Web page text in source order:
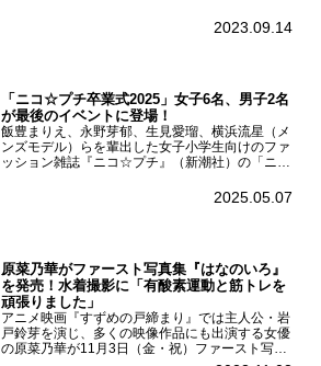
ーについて「下白石麦は頭にビックリマークと、
2023.09.14
「ニコ☆プチ卒業式2025」女子6名、男子2名
が最後のイベントに登場！
飯豊まりえ、永野芽郁、生見愛瑠、横浜流星（メ
ンズモデル）らを輩出した女子小学生向けのファ
ッション雑誌『ニコ☆プチ』（新潮社）の「ニコ
モード学園コクーンタワーで開催され、卒業モデ
2025.05.07
原菜乃華がファースト写真集『はなのいろ』
を発売！水着撮影に「有酸素運動と筋トレを
頑張りました」
アニメ映画『すずめの戸締まり』では主人公・岩
戸鈴芽を演じ、多くの映像作品にも出演する女優
の原菜乃華が11月3日（金・祝）ファースト写真